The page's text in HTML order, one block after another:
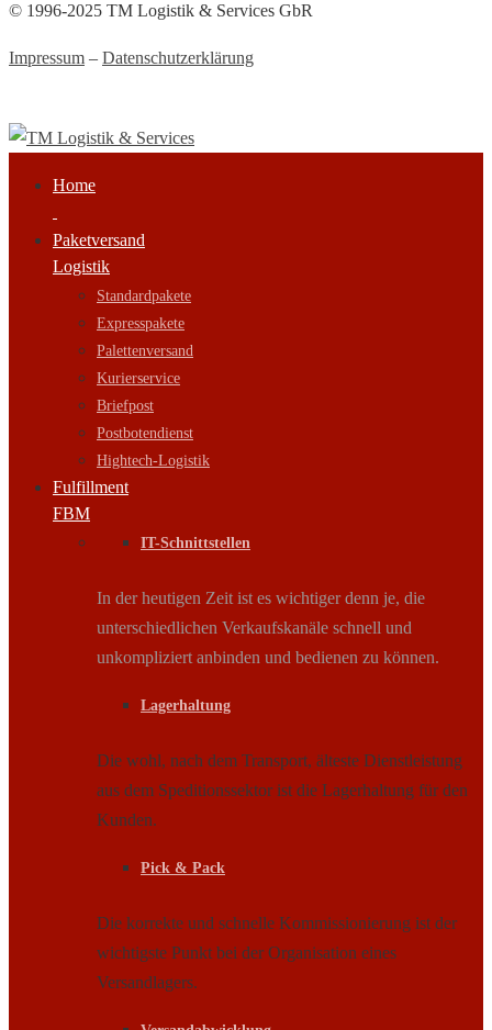
© 1996-2025 TM Logistik & Services GbR
Impressum – Datenschutzerklärung
Home
Paketversand
Logistik
Standardpakete
Expresspakete
Palettenversand
Kurierservice
Briefpost
Postbotendienst
Hightech-Logistik
Fulfillment
FBM
IT-Schnittstellen
In der heutigen Zeit ist es wichtiger denn je, die
unterschiedlichen Verkaufskanäle schnell und
unkompliziert anbinden und bedienen zu können.
Lagerhaltung
Die wohl, nach dem Transport, älteste Dienstleistung
aus dem Speditionssektor ist die Lagerhaltung für den
Kunden.
Pick & Pack
Die korrekte und schnelle Kommissionierung ist der
wichtigste Punkt bei der Organisation eines
Versandlagers.